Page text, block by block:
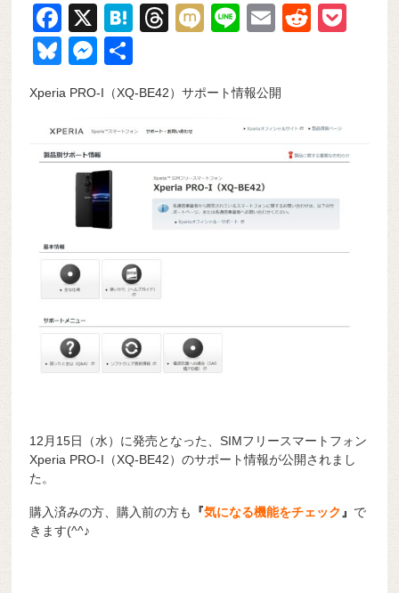
F
a
c
e
b
o
o
k
X
H
n
a
T
a
d
s
M
Li
E
R
t
Bl
e
sk
y
M
ss
e
n
g
er
Xperia PRO-I（XQ-BE42）サポート情報公開
12月15日（水）に発売となった、SIMフリースマートフォン
Xperia PRO-I（XQ-BE42）のサポート情報が公開されまし
た。
購入済みの方、購入前の方も 『気になる機能をチェック 』 で
きます(^^♪